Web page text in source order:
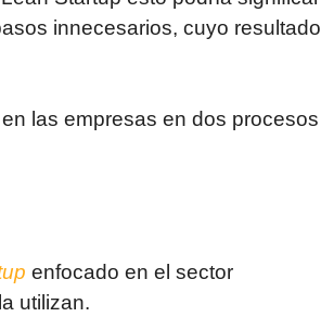
innecesarios, cuyo resultado
las empresas en dos procesos
enfocado en el sector
utilizan.